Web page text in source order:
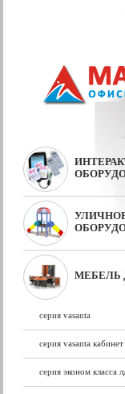
МЕБЕЛЬ
серия vasanta
серия vasanta
серия эконом класса